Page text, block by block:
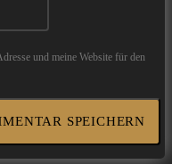
und meine Website für den